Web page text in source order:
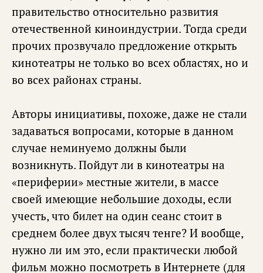
правительство относительно развития
отечественной киноиндустрии. Тогда среди
прочих прозвучало предложение открыть
кинотеатры не только во всех областях, но и
во всех районах страны.
Авторы инициативы, похоже, даже не стали
задаваться вопросами, которые в данном
случае неминуемо должны были
возникнуть. Пойдут ли в кинотеатры на
«периферии» местные жители, в массе
своей имеющие небольшие доходы, если
учесть, что билет на один сеанс стоит в
среднем более двух тысяч тенге? И вообще,
нужно ли им это, если практически любой
фильм можно посмотреть в Интернете (для